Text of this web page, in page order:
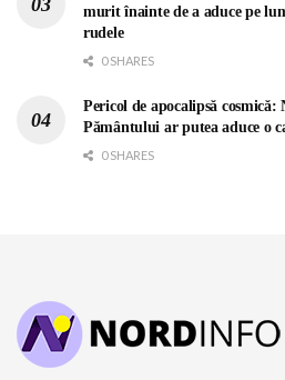
murit înainte de a aduce pe
rudele
0 SHARES
Pericol de apocalipsă
Pământului ar putea aduce o
0 SHARES